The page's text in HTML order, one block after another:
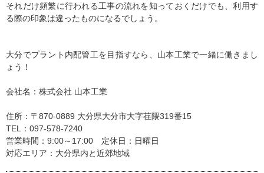
それだけ頻繁に行われる工事の流れを知っておくだけでも、利用す
る際の印象は違ったものになるでしょう。
大分でプラント内配管工を目指すなら、山本工業で一緒に働きまし
ょう！
会社名：株式会社 山本工業
住所：〒870-0889 大分県大分市大字荏隈319番15
TEL：097-578-7240
営業時間：9:00～17:00 定休日：日曜日
対応エリア：大分県内と近郊地域